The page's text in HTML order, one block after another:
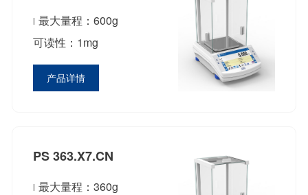
最大量程：600g
可读性：1mg
产品详情
PS 363.X7.CN
最大量程：360g